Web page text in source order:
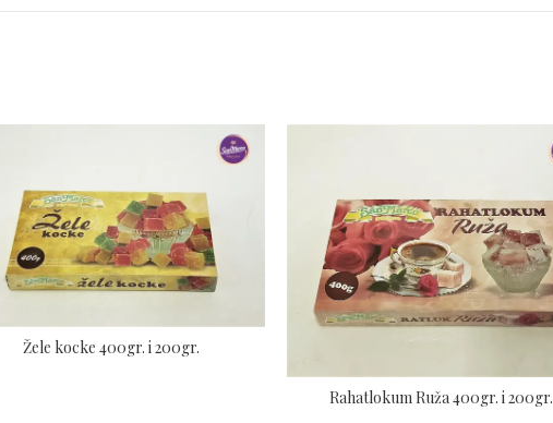
Žele kocke 400gr. i 200gr.
Rahatlokum Ruža 400gr. i 200gr.